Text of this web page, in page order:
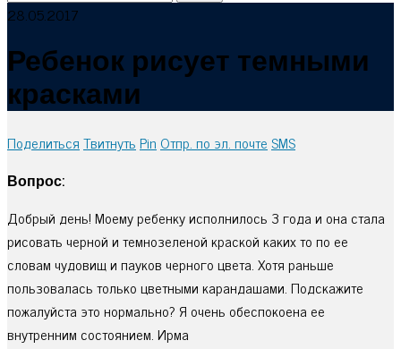
28.05.2017
Ребенок рисует темными
красками
ПоделитьсяТвитнутьPin Отпр. по эл. почтеSMS
Вопрос:
Добрый день! Моему ребенку исполнилось 3 года и она стала
рисовать черной и темнозеленой краской каких то по ее
словам чудовищ и пауков черного цвета. Хотя раньше
пользовалась только цветными карандашами. Подскажите
пожалуйста это нормально? Я очень обеспокоена ее
внутренним состоянием. Ирма